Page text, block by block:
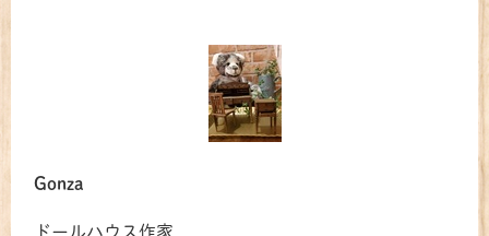
Gonza
ドールハウス作家